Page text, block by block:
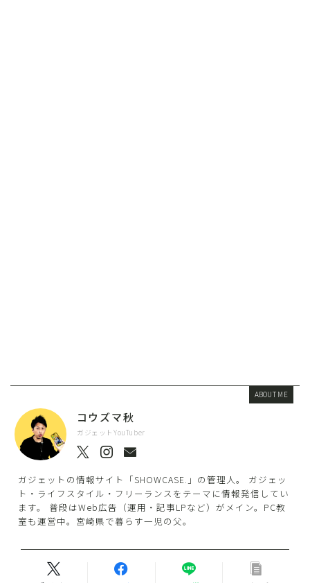
ABOUT ME
コウズマ秋
ガジェットYouTuber
ガジェットの情報サイト「SHOWCASE.」の管理人。 ガジェッ
ト・ライフスタイル・フリーランスをテーマに情報発信してい
ます。 普段はWeb広告（運用・記事LPなど）がメイン。PC教
室も運営中。宮崎県で暮らす一児の父。